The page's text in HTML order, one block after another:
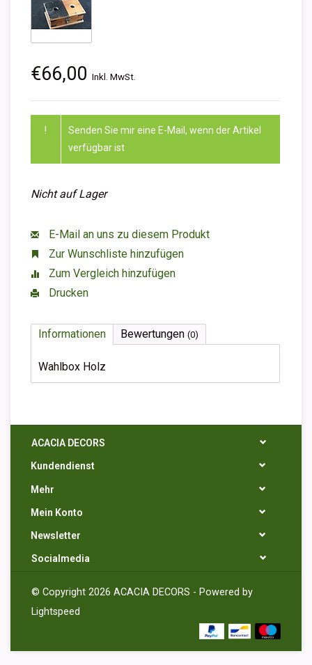
€66,00 Inkl. MwSt.
!
Senden Sie mir eine E-Mail, wenn der Artikel
verfügbar ist
Nicht auf Lager
E-Mail an uns zu diesem Produkt
Zur Wunschliste hinzufügen
Zum Vergleich hinzufügen
Drucken
Informationen Bewertungen (0)
Wahlbox Holz
ACACIA DECORS
Kundendienst
Mehr
Mein Konto
Newsletter
Socialmedia
© Copyright 2026 ACACIA DECORS - Powered by
Lightspeed